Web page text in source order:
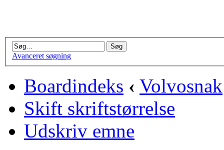
Avanceret søgning
Boardindeks ‹ Volvosnak
Skift skriftstørrelse
Udskriv emne